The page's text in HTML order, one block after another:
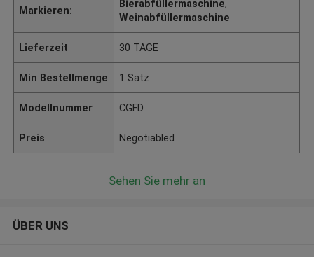
Markieren:
Bierabfüllermaschine,
Weinabfüllermaschine
Lieferzeit 30 TAGE
Min Bestellmenge 1 Satz
Modellnummer CGFD
Preis Negotiabled
Sehen Sie mehr an
ÜBER UNS